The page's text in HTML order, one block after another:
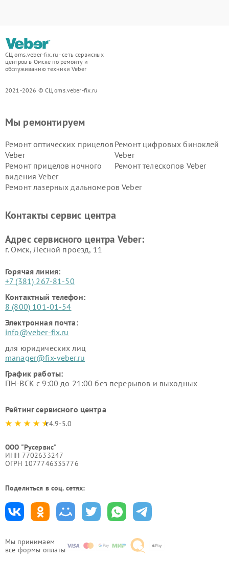
СЦ oms.veber-fix.ru - сеть сервисных
центров в Омске по ремонту и
обслуживанию техники Veber
2021-2026 © СЦ oms.veber-fix.ru
Мы принимаем
все формы оплаты
Мы ремонтируем
Ремонт оптических прицелов
Veber
Ремонт цифровых биноклей
Veber
Ремонт прицелов ночного
видения Veber
Ремонт телескопов Veber
Ремонт лазерных дальномеров Veber
Контакты сервис центра
Адрес сервисного центра Veber:
г. Омск, ​Лесной проезд, 11
Горячая линия:
+7 (381) 267-81-50
Контактный телефон:
8 (800) 101-01-54
Электронная почта:
info@veber-fix.ru
для юридических лиц
manager@fix-veber.ru
График работы:
ПН-ВСК с 9:00 до 21:00 без перерывов и выходных
Рейтинг сервисного центра
4.9-5.0
ООО "Русервис"
ИНН 7702633247
ОГРН 1077746335776
Поделиться в соц. сетях: